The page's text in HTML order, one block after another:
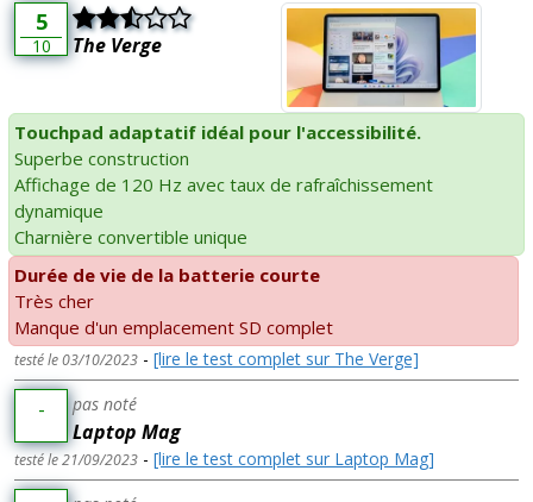
5
10 The Verge
Touchpad adaptatif idéal pour l'accessibilité.
Superbe construction
Affichage de 120 Hz avec taux de rafraîchissement
dynamique
Charnière convertible unique
Durée de vie de la batterie courte
Très cher
Manque d'un emplacement SD complet
testé le 03/10/2023 - [lire le test complet sur The Verge]
- pas noté
Laptop Mag
testé le 21/09/2023 - [lire le test complet sur Laptop Mag]